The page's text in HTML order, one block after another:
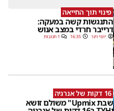
פינוי תוך החייאה
התנגשות קשה במעקה:
דרייבר חרדי במצב אנוש
יוסי וינר 16:35 1 תגובות
16 דקות של אנרגיה
שבת Upmix" משולם זושא